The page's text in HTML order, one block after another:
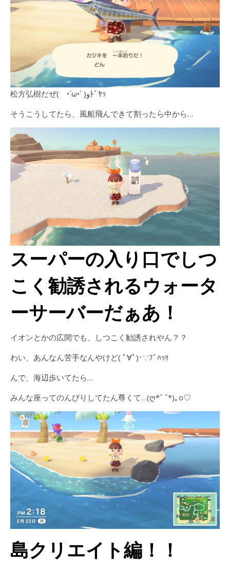
松方弘樹だぜ( •´ω•` )ﻭﾄﾞﾔｯ
そうこうしてたら、風船飛んできて割ったら中から…
スーパーの入り口でしつ
こく勧誘されるウォータ
ーサーバーだぁあ！
イオンとかの広間でも、しつこく勧誘されやん？？
わい、あんなん苦手なんやけど( ﾟ∀ﾟ)･∵ﾌﾞﾊｯ!!
んで、海辺歩いてたら…
みんな座ってのんびりしてたん尊くて…(ღ*ˇ ˇ*)｡o♡
島クリエイト編！！